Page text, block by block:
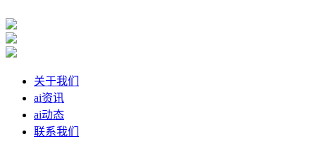
关于我们
ai资讯
ai动态
联系我们